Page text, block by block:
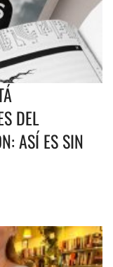
DEL
ASÍ ES SIN